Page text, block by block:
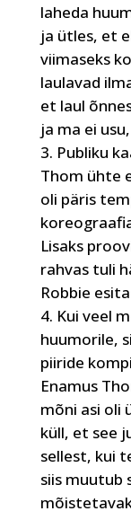
laheda
ja ütles, et
viimaseks
laulavad
et laul
ja ma ei
Publiku
Thom ühte
oli päris
Lisaks
rahvas tuli
Robbie
Kui veel
huumorile,
piiride
Enamus
mõni asi oli
küll, et see
sellest, kui
siis muutub